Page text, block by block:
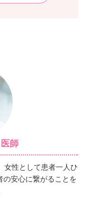
師
女性として患者一人ひ
の安心に繋がることを